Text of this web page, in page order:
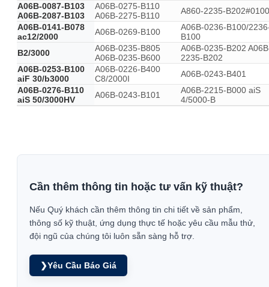
A06B-0087-B103
A06B-2087-B103
A06B-0275-B110
A06B-2275-B110
A860-2235-B202#0100
A06B-0141-B078
ac12/2000
A06B-0269-B100
A06B-0236-B100/
B100
B2/3000
A06B-0235-B805
A06B-0235-B600
A06B-0235-B202
2235-B202
A06B-0253-B100
aiF 30/b3000
A06B-0226-B400
C8/2000I
A06B-0243-B401
A06B-0276-B110
aiS 50/3000HV
A06B-0243-B101
A06B-2215-B000 aiS
4/5000-B
Cần thêm thông tin hoặc tư vấn kỹ thuật?
Nếu Quý khách cần thêm thông tin chi tiết về sản phẩm,
thông số kỹ thuật, ứng dụng thực tế hoặc yêu cầu mẫu thử,
đội ngũ của chúng tôi luôn sẵn sàng hỗ trợ.
❯Yêu Cầu Báo Giá